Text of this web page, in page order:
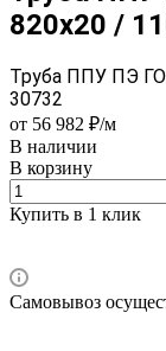
820x20 /
Труба ППУ ПЭ
30732
от 56 982 ₽/м
В наличии
В корзину
Купить в 1 клик
Самовывоз